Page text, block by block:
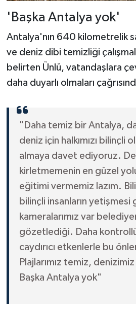
'Başka Antalya yok'
Antalya'nın 640 kilometrelik
ve deniz dibi temizliği
belirten Ünlü, vatandaşlara
daha duyarlı olmaları
"Daha temiz bir Antalya,
deniz için halkımızı bilinçli
almaya davet ediyoruz.
kirletmemenin en güzel
eğitimi vermemiz lazım.
bilinçli insanların yetişmesi
kameralarımız var
gözetlediği. Daha
caydırıcı etkenlerle bu
Plajlarımız temiz,
Başka Antalya yok"